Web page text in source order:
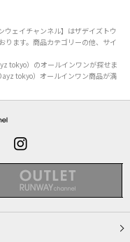
ウェイチャンネル】はザデイズトウ
ります。商品カテゴリーの他、サイ
tokyo）のオールインワンが探せま
tokyo）オールインワン商品が満